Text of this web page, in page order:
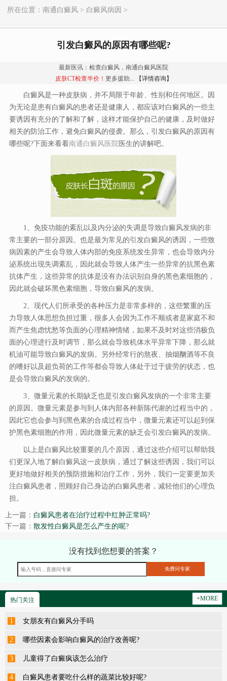
所在位置： 南通白癜风 > 白癜风病因 >
引发白癜风的原因有哪些呢?
最新医讯：检查白癜风，南通白癜风医院
皮肤CT检查半价！ 更多援助... 【详情咨询】
白癜风是一种皮肤病，并不局限于年龄、性别和任何地区。因
为无论是患有白癜风的患者还是健康人，都应该对白癜风的一些主
要诱因有充分的了解和了解，这样才能保护自己的健康，及时做好
相关的防治工作，避免白癜风的侵袭。那么，引发白癜风的原因有
哪些呢?下面来看看南通白癜风医院医生的讲解吧。
1、免疫功能的紊乱以及内分泌的失调是导致白癜风发病的非
常主要的一部分原因。也是最为常见的引发白癜风的诱因，一些致
病因素的产生会导致人体内部的免疫系统发生异常，也会导致内分
泌系统出现失调紊乱，因此就会导致人体产生一些异常的抗黑色素
抗体产生，这些异常的抗体是没有办法识别自身的黑色素细胞的，
因此就会破坏黑色素细胞，导致白癜风的发病。
2、现代人们所承受的各种压力是非常多样的，这些繁重的压
力导致人体思想负担过重，很多人会因为工作不顺或者是家庭不和
而产生焦虑忧愁等负面的心理精神情绪，如果不及时对这些消极负
面的心理进行及时调节，那么就会导致机体水平异常下降，那么就
机油可能导致白癜风的发病。另外经常行的熬夜、抽烟酗酒等不良
的嗜好以及超负荷的工作等都会导致人体处于过于疲劳的状态，也
是会导致白癜风的发病的。
3、微量元素的长期缺乏也是引发白癜风发病的一个非常主要
的原因。微量元素是参与到人体内部各种新陈代谢的过程当中的，
因此它也会参与到黑色素的合成过程当中，微量元素还可以起到保
护黑色素细胞的作用，因此微量元素的缺乏会引发白癜风的发病。
以上是白癜风比较重要的几个原因，通过这些介绍可以帮助我
们更深入地了解白癜风这一皮肤病，通过了解这些诱因，我们可以
更好地做好相关的预防措施和治疗工作，另外，我们一定要更加关
注白癜风患者，照顾好自己身边的白癜风患者，减轻他们的心理负
担。
上一篇： 白癜风患者在治疗过程中红肿正常吗?
下一篇： 散发性白癜风是怎么产生的呢?
没有找到您想要的答案？
热门关注 +MORE
1 女朋友有白癜风分手吗
2 哪些因素会影响白癜风的治疗改善呢?
3 儿童得了白癜疯该怎么治疗
4 白癜风患者要吃什么样的蔬菜比较好呢?